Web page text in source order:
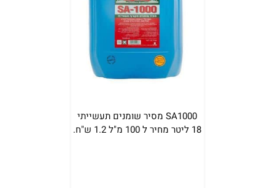
SA1000 מסיר שומנים תעשייתי
18 ליטר מחיר ל 100 מ"ל 1.2 ש"ח.